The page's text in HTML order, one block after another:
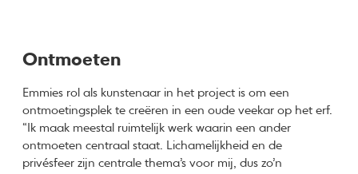
Ontmoeten
Emmies rol als kunstenaar in het project is om een
ontmoetingsplek te creëren in een oude veekar op het erf.
“Ik maak meestal ruimtelijk werk waarin een ander
ontmoeten centraal staat. Lichamelijkheid en de
privésfeer zijn centrale thema’s voor mij, dus zo’n